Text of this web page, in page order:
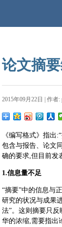
论文摘
2015年09月22日 | 作者:
《编写格式》指出
包含与报告、论文
确的要求,但目前发
1.信息量不足
“摘要”中的信息与
研究的状况与成果
法”。这则摘要只
华的浓缩,需要指出